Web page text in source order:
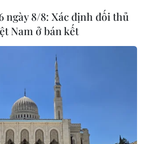
Na Uy không ngừng
mở rộng
xin trân trọng giới thiệu toàn văn
Nam-Na Uy nhân chuyến thăm
Nguyễn Xuân Phúc tới Vương
24-26 tháng 5 năm 2019.
ngày 8/8: Xác định đối thủ
Nam ở bán kết